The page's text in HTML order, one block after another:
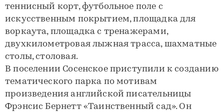
теннисный корт, фyтбольное поле с
искусственным покрытием, площадка для
воркаута, площадка с тренажерами,
двухкилометровая лыжная трасса, шахматные
столы, столовая.
В поселении Сосенское приступили к созданию
тематического парка по мотивам
произведения английской писательницы
Фрэнсис Бернетт «Таинственный сад». Он